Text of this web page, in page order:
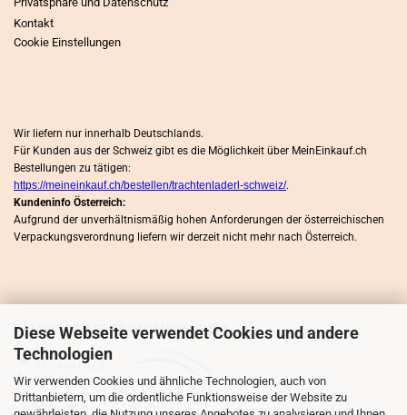
Diese Webseite verwendet Cookies und andere
Technologien
Wir verwenden Cookies und ähnliche Technologien, auch von
Drittanbietern, um die ordentliche Funktionsweise der Website zu
Kontakt
Cookie Einstellungen
Wir liefern nur innerhalb Deutschlands.
Für Kunden aus der Schweiz gibt es die Möglichkeit über MeinEinkauf.ch
Bestellungen zu tätigen:
https://meineinkauf.ch/bestellen/trachtenladerl-schweiz/.
Kundeninfo Österreich:
Aufgrund der unverhältnismäßig hohen Anforderungen der österreichischen
Verpackungsverordnung liefern wir derzeit nicht mehr nach Österreich.
WIR SIND MITLGLIED IM HÄNDLERBUND